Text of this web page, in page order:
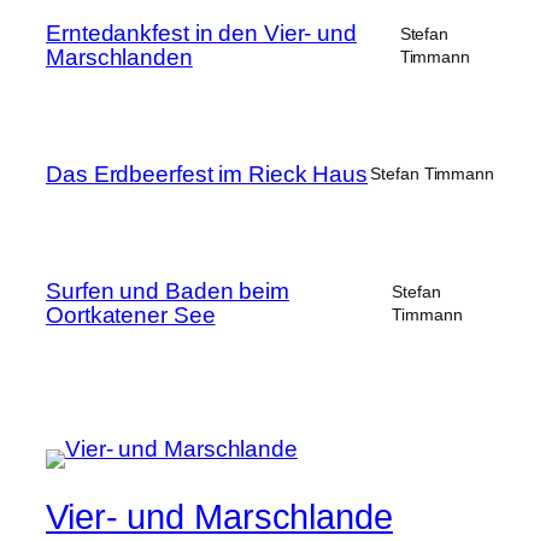
Erntedankfest in den Vier- und
Marschlanden
Stefan
Timmann
Das Erdbeerfest im Rieck Haus Stefan Timmann
Surfen und Baden beim
Oortkatener See
Stefan
Timmann
Vier- und Marschlande